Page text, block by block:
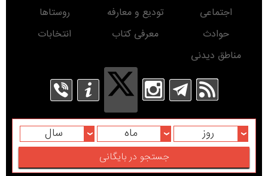
اجتماعی
تودیع و معارفه
روستاها
حوادث
معرفی کتاب
انتخابات
مناطق دیدنی
روز ماه سال